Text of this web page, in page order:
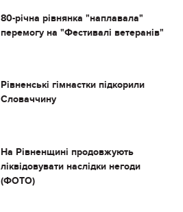
80-річна рівнянка "наплавала"
перемогу на "Фестивалі ветеранів"
Рівненські гімнастки підкорили
Словаччину
На Рівненщині продовжують
ліквідовувати наслідки негоди
(ФОТО)